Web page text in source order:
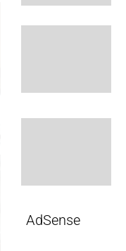
AdSense